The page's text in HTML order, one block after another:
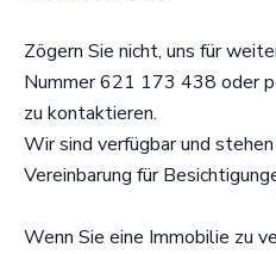
Zögern Sie nicht, uns für
Nummer 621 173 438 oder
zu kontaktieren.
Wir sind verfügbar und
Vereinbarung für
Wenn Sie eine Immobilie zu